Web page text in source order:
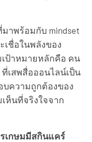
าพร้อมกับ mindset
เชื่อในพลังของ
เป้าหมายหลักคือ คน
ที่เสพสื่อออนไลน์เป็น
ความถูกต้องของ
ห็นที่จริงใจจาก
รเกษมมีสกินแคร์